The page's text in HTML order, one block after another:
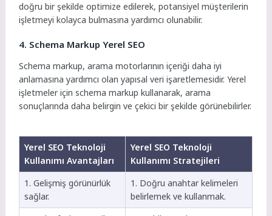
doğru bir şekilde optimize edilerek, potansiyel müşterilerin
işletmeyi kolayca bulmasına yardımcı olunabilir.
4. Schema Markup Yerel SEO
Schema markup, arama motorlarının içeriği daha iyi
anlamasına yardımcı olan yapısal veri işaretlemesidir. Yerel
işletmeler için schema markup kullanarak, arama
sonuçlarında daha belirgin ve çekici bir şekilde görünebilirler.
Yerel SEO Teknoloji
Kullanımı Avantajları
Yerel SEO Teknoloji
Kullanımı Stratejileri
1. Gelişmiş görünürlük
sağlar.
1. Doğru anahtar kelimeleri
belirlemek ve kullanmak.